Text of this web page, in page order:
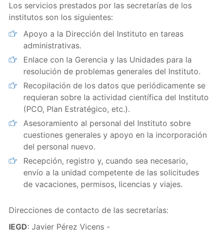
Los servicios prestados por las secretarías de los
institutos son los siguientes:
Apoyo a la Dirección del Instituto en tareas
administrativas.
Enlace con la Gerencia y las Unidades para la
resolución de problemas generales del Instituto.
Recopilación de los datos que periódicamente se
requieran sobre la actividad científica del Instituto
(PCO, Plan Estratégico, etc.).
Asesoramiento al personal del Instituto sobre
cuestiones generales y apoyo en la incorporación
del personal nuevo.
Recepción, registro y, cuando sea necesario,
envío a la unidad competente de las solicitudes
de vacaciones, permisos, licencias y viajes.
Direcciones de contacto de las secretarías:
IEGD: Javier Pérez Vicens -